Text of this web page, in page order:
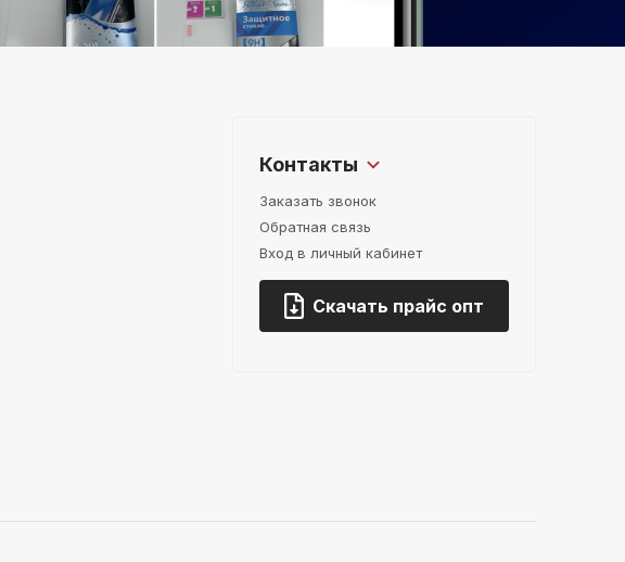
Контакты
Заказать звонок
Обратная связь
Вход в личный кабинет
Скачать прайс опт